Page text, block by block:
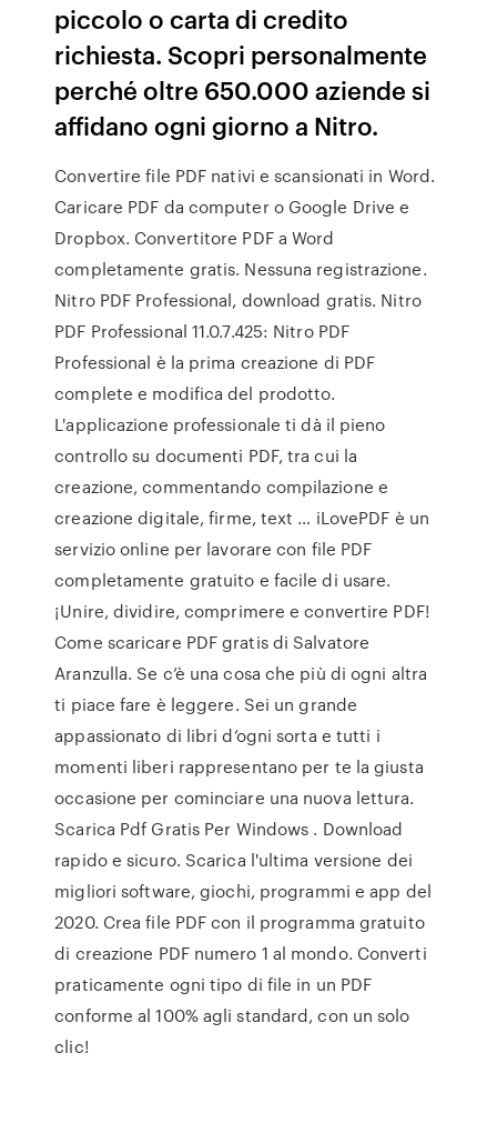
piccolo o carta di credito
richiesta. Scopri personalmente
perché oltre 650.000 aziende si
affidano ogni giorno a Nitro.
Convertire file PDF nativi e scansionati in Word.
Caricare PDF da computer o Google Drive e
Dropbox. Convertitore PDF a Word
completamente gratis. Nessuna registrazione.
Nitro PDF Professional, download gratis. Nitro
PDF Professional 11.0.7.425: Nitro PDF
Professional è la prima creazione di PDF
complete e modifica del prodotto.
L'applicazione professionale ti dà il pieno
controllo su documenti PDF, tra cui la
creazione, commentando compilazione e
creazione digitale, firme, text … iLovePDF è un
servizio online per lavorare con file PDF
completamente gratuito e facile di usare.
¡Unire, dividire, comprimere e convertire PDF!
Come scaricare PDF gratis di Salvatore
Aranzulla. Se c’è una cosa che più di ogni altra
ti piace fare è leggere. Sei un grande
appassionato di libri d’ogni sorta e tutti i
momenti liberi rappresentano per te la giusta
occasione per cominciare una nuova lettura.
Scarica Pdf Gratis Per Windows . Download
rapido e sicuro. Scarica l'ultima versione dei
migliori software, giochi, programmi e app del
2020. Crea file PDF con il programma gratuito
di creazione PDF numero 1 al mondo. Converti
praticamente ogni tipo di file in un PDF
conforme al 100% agli standard, con un solo
clic!